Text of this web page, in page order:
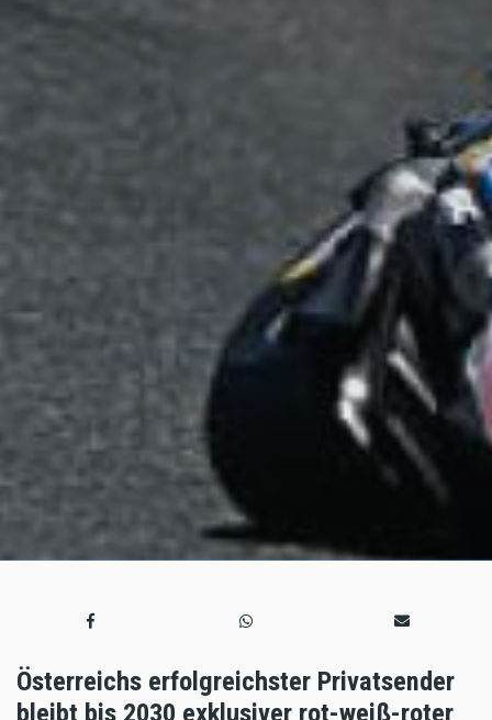
Österreichs erfolgreichster Privatsender
bleibt bis 2030 exklusiver rot-weiß-roter